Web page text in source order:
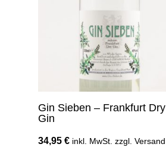
Gin Sieben – Frankfurt Dry
Gin
34,95€ inkl. MwSt. zzgl. Versand